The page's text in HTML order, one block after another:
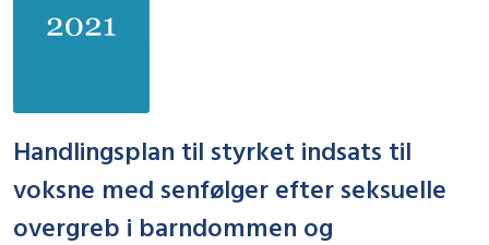
Handlingsplan til styrket indsats til
voksne med senfølger efter seksuelle
overgreb i barndommen og